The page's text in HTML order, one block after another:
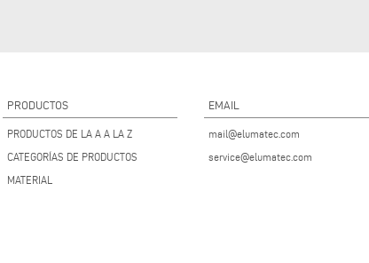
PRODUCTOS
PRODUCTOS DE LA A A LA Z
CATEGORÍAS DE PRODUCTOS
MATERIAL
EMAIL
mail@elumatec.com
service@elumatec.com